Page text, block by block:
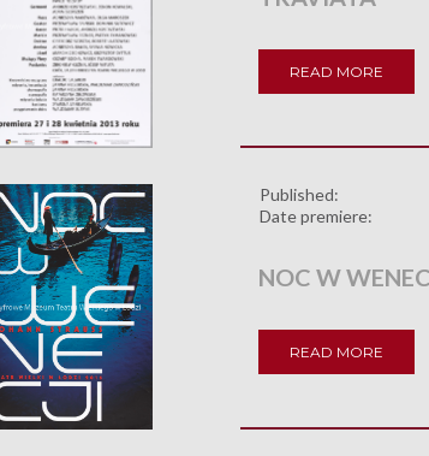
READ MORE
Published:
Date premiere:
NOC W
READ MORE